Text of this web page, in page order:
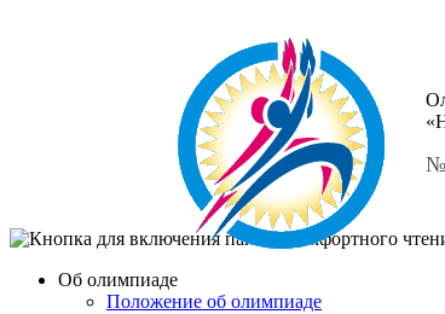
Об олимпиаде
Положение об олимпиаде